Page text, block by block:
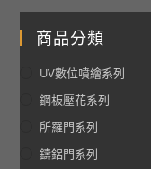
商品分類
UV數位噴繪系列
鋼板壓花系列
所羅門系列
鑄鋁門系列